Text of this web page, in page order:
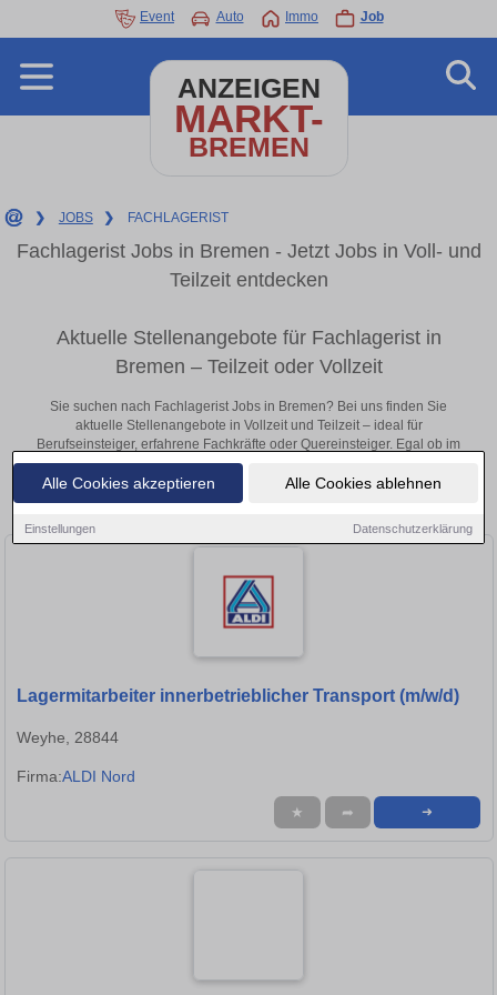
Alle Cookies akzeptieren Alle Cookies ablehnen
Einstellungen Datenschutzerklärung
Event Auto Immo Job
ANZEIGEN
MARKT-
BREMEN
❯ JOBS ❯ FACHLAGERIST
Fachlagerist Jobs in Bremen - Jetzt Jobs in Voll- und
Teilzeit entdecken
Aktuelle Stellenangebote für Fachlagerist in
Bremen – Teilzeit oder Vollzeit
Sie suchen nach Fachlagerist Jobs in Bremen? Bei uns finden Sie
aktuelle Stellenangebote in Vollzeit und Teilzeit – ideal für
Berufseinsteiger, erfahrene Fachkräfte oder Quereinsteiger. Egal ob im
Büro, vor Ort oder remote: Entdecken Sie jetzt neue Chancen in Ihrer
Region und bewerben Sie sich direkt auf passende Fachlagerist-Stellen
in Bremen!
Lagermitarbeiter innerbetrieblicher Transport (m/w/d)
Weyhe, 28844
Firma:ALDI Nord
★ ➦ ➜